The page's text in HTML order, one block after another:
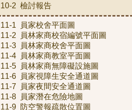
10-2 檢討報告
11-1 員家校舍平面圖
11-2 員林家商校宿編號平面圖
11-3 員林家商校舍平面圖
11-4 員林家商教室平面圖
11-5 員林家商無障礙設施圖
11-6 員家視障生安全通道圖
11-7 員家夜間安全通道圖
11-8 員家潛在危險地圖
11-9 防空警報疏散位置圖